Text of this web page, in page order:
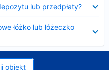
lub przedpłaty?
łóżko lub łóżeczko
obiekt